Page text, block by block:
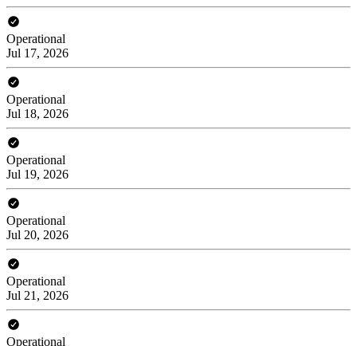
Operational
Jul 17, 2026
Operational
Jul 18, 2026
Operational
Jul 19, 2026
Operational
Jul 20, 2026
Operational
Jul 21, 2026
Operational